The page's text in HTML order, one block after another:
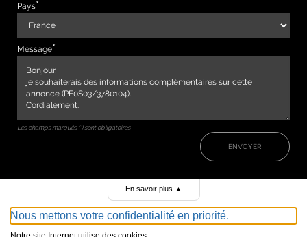
Pays
Message
Les champs marqués (*) sont obligatoires
ENVOYER
En savoir plus ▲
Nous mettons votre confidentialité en priorité.